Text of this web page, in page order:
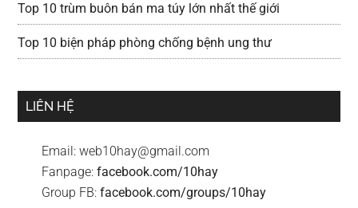
Top 10 trùm buôn bán ma túy lớn nhất thế giới
Top 10 biện pháp phòng chống bệnh ung thư
LIÊN HỆ
Email:web10hay@gmail.com
Fanpage:facebook.com/10hay
Group FB:facebook.com/groups/10hay